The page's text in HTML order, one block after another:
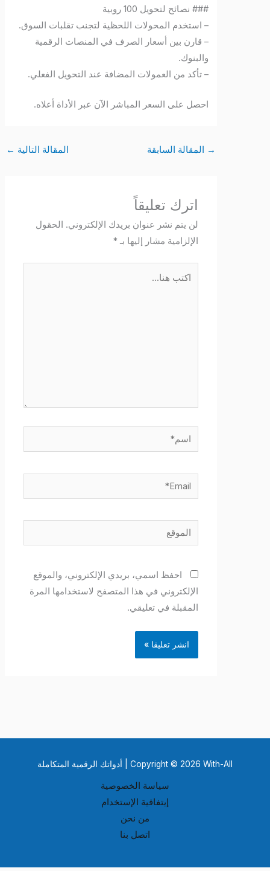
### نصائح لتحويل 100 روبية
– استخدم المحولات اللحظية لتجنب تقلبات السوق.
– قارن بين أسعار الصرف في المنصات الرقمية
والبنوك.
– تأكد من العمولات المضافة عند التحويل الفعلي.
احصل على السعر المباشر الآن عبر الأداة أعلاه.
المقالة السابقة المقالة التالية←
اترك تعليقاً
لن يتم نشر عنوان بريدك الإلكتروني. الحقول
الإلزامية مشار إليها بـ*
احفظ اسمي، بريدي الإلكتروني، والموقع
الإلكتروني في هذا المتصفح لاستخدامها المرة
المقبلة في تعليقي.
Copyright © 2026 With-All | أدواتك الرقمية المتكاملة
سياسة الخصوصية
إيتفاقية الإستخدام
من نحن
اتصل بنا